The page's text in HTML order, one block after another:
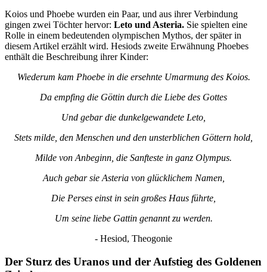
Koios und Phoebe wurden ein Paar, und aus ihrer Verbindung
gingen zwei Töchter hervor: Leto und Asteria. Sie spielten eine
Rolle in einem bedeutenden olympischen Mythos, der später in
diesem Artikel erzählt wird. Hesiods zweite Erwähnung Phoebes
enthält die Beschreibung ihrer Kinder:
Wiederum kam Phoebe in die ersehnte Umarmung des Koios.
Da empfing die Göttin durch die Liebe des Gottes
Und gebar die dunkelgewandete Leto,
Stets milde, den Menschen und den unsterblichen Göttern hold,
Milde von Anbeginn, die Sanfteste in ganz Olympus.
Auch gebar sie Asteria von glücklichem Namen,
Die Perses einst in sein großes Haus führte,
Um seine liebe Gattin genannt zu werden.
- Hesiod, Theogonie
Der Sturz des Uranos und der Aufstieg des Goldenen